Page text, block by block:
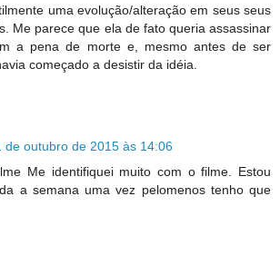
uma evolução/alteração em seus seus
Me parece que ela de fato queria assassinar
a pena de morte e, mesmo antes de ser
começado a desistir da idéia.
de outubro de 2015 às 14:06
Me identifiquei muito com o filme. Estou
a semana uma vez pelomenos tenho que